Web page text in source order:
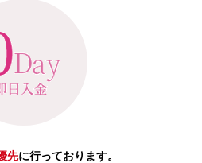
先に行っております。